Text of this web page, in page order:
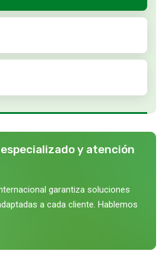
y atención
garantiza soluciones
a cada cliente. Hablemos